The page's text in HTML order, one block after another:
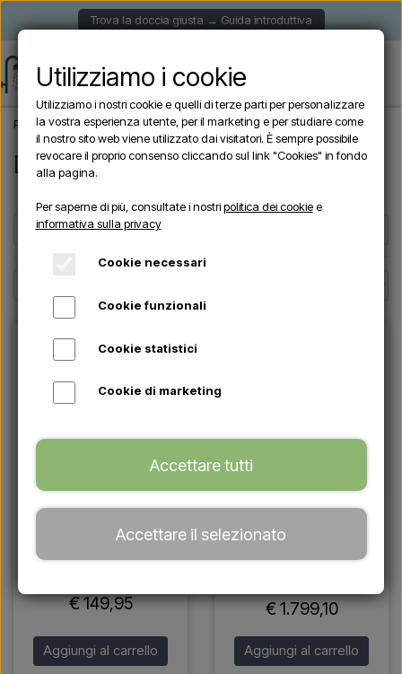
Trova la doccia giusta → Guida introduttiva
Pagina iniziale Doccia da giardino Docce da giardino in acciaio inox
Docce da giardino in acciaio inox
Filtri
/ doccia esterna –
acciaio inossidabile
€ 149,95
Aggiungi al carrello
Doccia in acciaio inox
con doccetta
€ 1.799,10
Aggiungi al carrello
Utilizziamo i cookie
Utilizziamo i nostri cookie e quelli di terze parti per personalizzare
la vostra esperienza utente, per il marketing e per studiare come
il nostro sito web viene utilizzato dai visitatori. È sempre possibile
revocare il proprio consenso cliccando sul link "Cookies" in fondo
alla pagina.
Per saperne di più, consultate i nostripolitica dei cookiee
informativa sulla privacy
Cookie necessari
Cookie funzionali
Cookie statistici
Cookie di marketing
Accettare tutti
Accettare il selezionato